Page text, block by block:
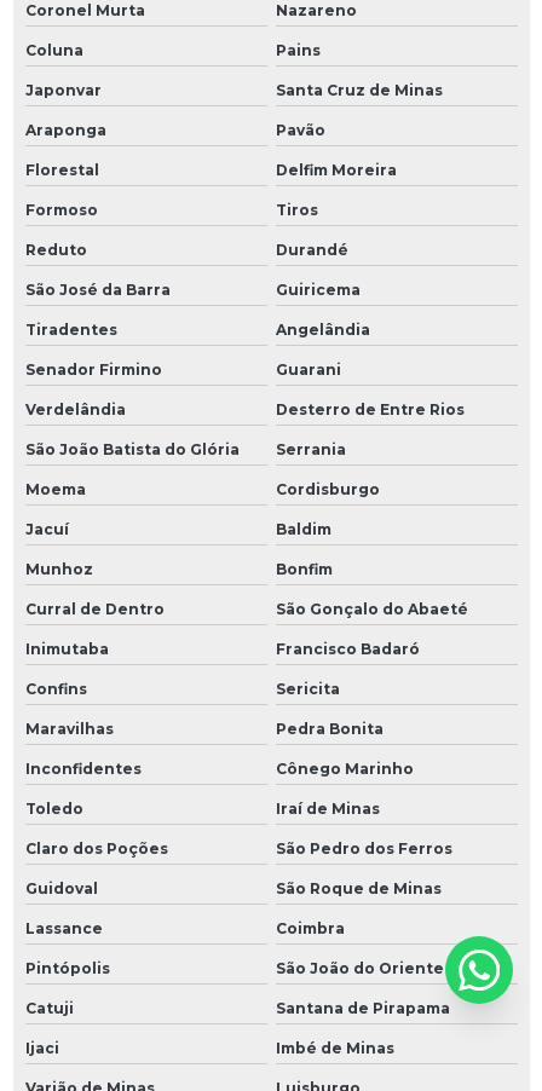
Coronel Murta Nazareno
Coluna Pains
Japonvar Santa Cruz de Minas
Araponga Pavão
Florestal Delfim Moreira
Formoso Tiros
Reduto Durandé
São José da Barra Guiricema
Tiradentes Angelândia
Senador Firmino Guarani
Verdelândia Desterro de Entre Rios
São João Batista do Glória Serrania
Moema Cordisburgo
Jacuí Baldim
Munhoz Bonfim
Curral de Dentro São Gonçalo do Abaeté
Inimutaba Francisco Badaró
Confins Sericita
Maravilhas Pedra Bonita
Inconfidentes Cônego Marinho
Toledo Iraí de Minas
Claro dos Poções São Pedro dos Ferros
Guidoval São Roque de Minas
Lassance Coimbra
Pintópolis São João do Oriente
Catuji Santana de Pirapama
Ijaci Imbé de Minas